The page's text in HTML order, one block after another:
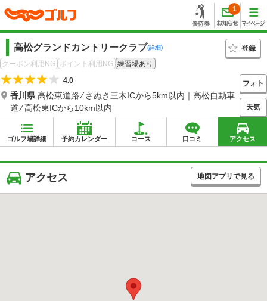
1
高松グランドカントリークラブ(詳細)
登録
クーポン利用NG
ポイント利用NG 練習場あり
4.0
香川県 高松東道路 ⁄ さぬき三木ICから5km以内｜高松自動車
道 ⁄ 高松東ICから10km以内
フォト
天気
ゴルフ場詳細 予約カレンダー コース 口コミ アクセス
アクセス 地図アプリで見る